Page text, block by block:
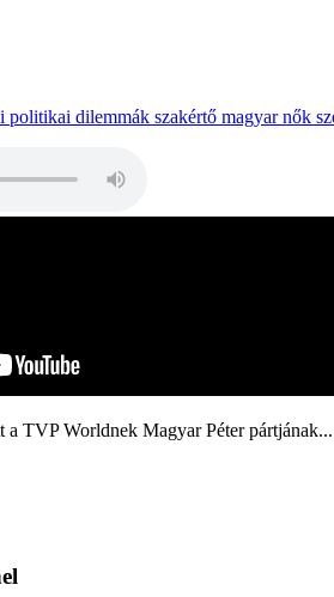
politikai dilemmák szakértő magyar nők
a TVP Worldnek Magyar Péter pártjának...